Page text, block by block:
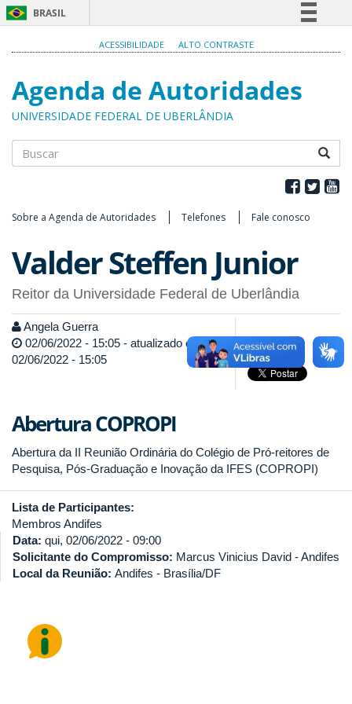
BRASIL
Participe
Acesso à informação
ACESSIBILIDADE ALTO CONTRASTE
Agenda de Autoridades
UNIVERSIDADE FEDERAL DE UBERLÂNDIA
Sobre a Agenda de Autoridades Telefones Fale conosco
Valder Steffen Junior
Reitor da Universidade Federal de Uberlândia
Angela Guerra
02/06/2022 - 15:05 - atualizado em
02/06/2022 - 15:05
Abertura COPROPI
Abertura da II Reunião Ordinária do Colégio de Pró-reitores de
Pesquisa, Pós-Graduação e Inovação da IFES (COPROPI)
Lista de Participantes:
Membros Andifes
Data: qui, 02/06/2022 - 09:00
Solicitante do Compromisso: Marcus Vinicius David - Andifes
Local da Reunião: Andifes - Brasília/DF